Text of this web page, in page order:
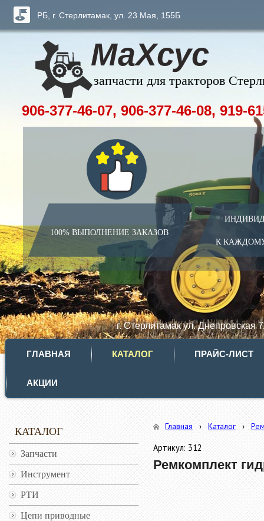
МаХсус
запчасти для тракторов
100% ВЫПОЛНЕНИЕ ЗАКАЗОВ
К
РБ, г. Стерлитамак, ул. 23 Мая, 155Б
г. Стерлитамак ул. Днепровская
906-377-46-07, 906-377-46-08, 919-
ГЛАВНАЯ КАТАЛОГ ПРАЙС-ЛИСТ
АКЦИИ
КАТАЛОГ
Запчасти
Инструмент
РТИ
Цепи приводные
Главная › Каталог ›
Артикул: 312
Ремкомплект